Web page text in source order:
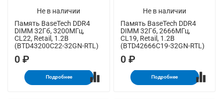
Не в наличии
Память BaseTech DDR4
DIMM 32Гб, 3200МГц,
CL22, Retail, 1.2В
(BTD43200C22-32GN-RTL)
0 ₽
Подробнее
Не в наличии
Память BaseTech DDR4
DIMM 32Гб, 2666МГц,
CL19, Retail, 1.2В
(BTD42666C19-32GN-RTL)
0 ₽
Подробнее